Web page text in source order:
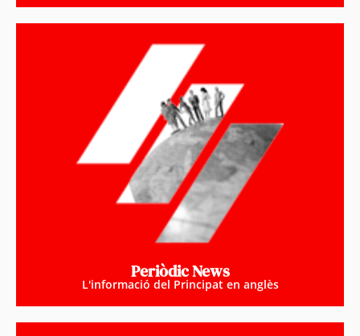
Periòdic News
L'informació del Principat en anglès